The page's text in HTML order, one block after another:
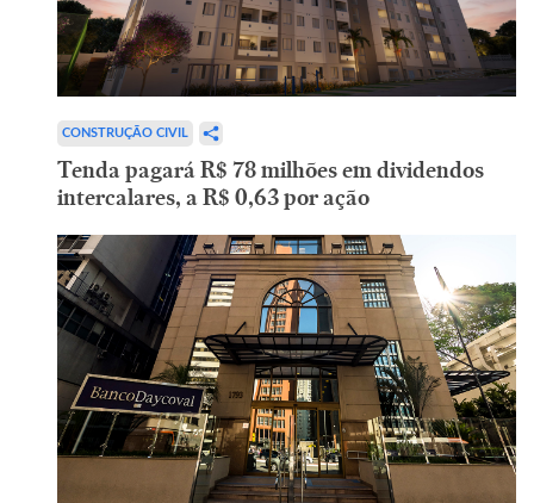
CONSTRUÇÃO CIVIL
Tenda pagará R$ 78 milhões em dividendos
intercalares, a R$ 0,63 por ação